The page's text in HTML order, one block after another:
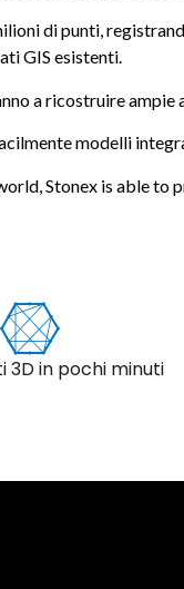
di punti,
GIS esistenti.
a ricostruire ampie
modelli
Stonex is able to
3D in pochi minuti